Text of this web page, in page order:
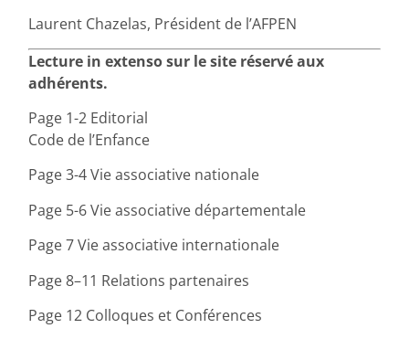
Laurent Chazelas, Président de l’AFPEN
Lecture in extenso sur le site réservé aux
adhérents.
Page 1-2 Editorial
Code de l’Enfance
Page 3-4 Vie associative nationale
Page 5-6 Vie associative départementale
Page 7 Vie associative internationale
Page 8–11 Relations partenaires
Page 12 Colloques et Conférences